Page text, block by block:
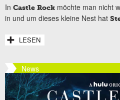
In Castle Rock möchte man nicht
in und um dieses kleine Nest hat
LESEN
News